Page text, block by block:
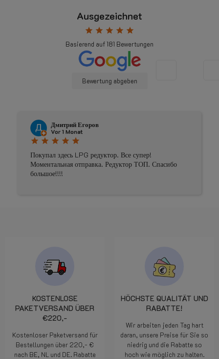
Ausgezeichnet
star star star star star
Basierend auf181 Bewertungen
Bewertung abgeben
Дмитрий Егоров
Vor 1 Monat
star star star star star
Покупал здесь LPG редуктор. Все супер!
Моментальная отправка. Редуктор ТОП. Спасибо
большое!!!!
KOSTENLOSE
PAKETVERSAND ÜBER
€220,-
Kostenloser Paketversand für
Bestellungen über 220,- €
nach BE, NL und DE. Rabatte
HÖCHSTE QUALITÄT UND
RABATTE!
Wir arbeiten jeden Tag hart
daran, unsere Preise für Sie so
niedrig und die Rabatte so
hoch wie möglich zu halten.